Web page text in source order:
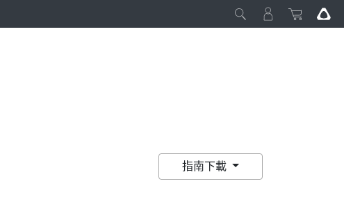
指南下載